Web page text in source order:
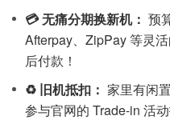
💳 无痛分期换新机： 预
Afterpay、ZipPay 等灵
后付款！
♻️ 旧机抵扣： 家里有闲
参与官网的 Trade-in 活